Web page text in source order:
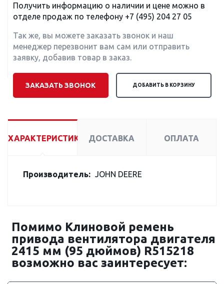
Получить информацию о наличии и цене можно в
отделе продаж по телефону +7 (495) 204 27 05
Так же, вы можете заказать звонок и наш
менеджер перезвонит вам сам или отправить
заявку, добавив товар в заказ.
ЗАКАЗАТЬ ЗВОНОК ДОБАВИТЬ В КОРЗИНУ
ХАРАКТЕРИСТИКИ ДОСТАВКА ОПЛАТА
Производитель: JOHN DEERE
Помимо Клиновой ремень
привода вентилятора двигателя
2415 мм (95 дюймов) R515218
возможно вас заинтересует: